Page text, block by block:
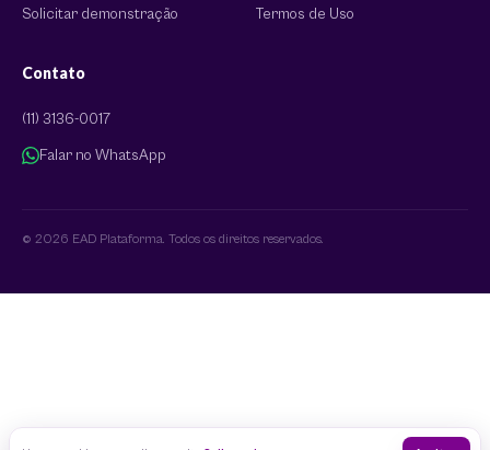
Solicitar demonstração Termos de Uso
Contato
(11) 3136-0017
Falar no WhatsApp
© 2026 EAD Plataforma. Todos os direitos reservados.